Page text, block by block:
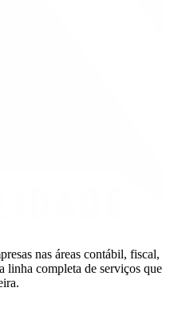
nas áreas contábil, fiscal,
linha completa de serviços que